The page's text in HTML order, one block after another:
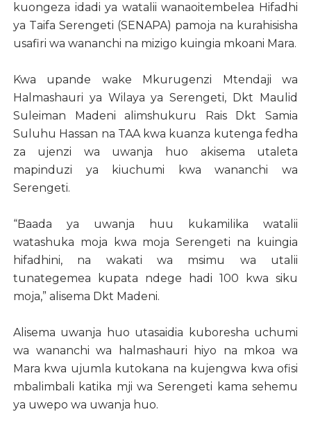
kuongeza idadi ya watalii wanaoitembelea Hifadhi
ya Taifa Serengeti (SENAPA) pamoja na kurahisisha
usafiri wa wananchi na mizigo kuingia mkoani Mara.
Kwa upande wake Mkurugenzi Mtendaji wa
Halmashauri ya Wilaya ya Serengeti, Dkt Maulid
Suleiman Madeni alimshukuru Rais Dkt Samia
Suluhu Hassan na TAA kwa kuanza kutenga fedha
za ujenzi wa uwanja huo akisema utaleta
mapinduzi ya kiuchumi kwa wananchi wa
Serengeti.
“Baada ya uwanja huu kukamilika watalii
watashuka moja kwa moja Serengeti na kuingia
hifadhini, na wakati wa msimu wa utalii
tunategemea kupata ndege hadi 100 kwa siku
moja,” alisema Dkt Madeni.
Alisema uwanja huo utasaidia kuboresha uchumi
wa wananchi wa halmashauri hiyo na mkoa wa
Mara kwa ujumla kutokana na kujengwa kwa ofisi
mbalimbali katika mji wa Serengeti kama sehemu
ya uwepo wa uwanja huo.